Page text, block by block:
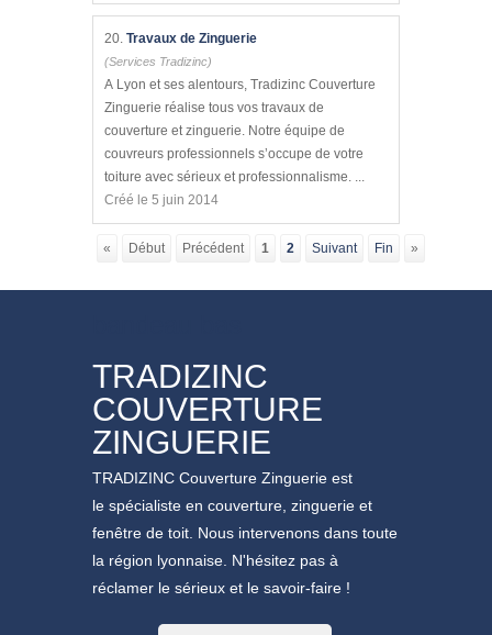
20. Travaux de Zinguerie
(Services Tradizinc)
A Lyon et ses alentours, Tradizinc Couverture
Zinguerie réalise tous vos travaux de
couverture et zinguerie. Notre équipe de
couvreurs professionnels s’occupe de votre
toiture avec sérieux et professionnalisme. ...
Créé le 5 juin 2014
« Début Précédent 1 2 Suivant Fin »
TRADIZINC
COUVERTURE
ZINGUERIE
TRADIZINC Couverture Zinguerie est
le spécialiste en couverture, zinguerie et
fenêtre de toit. Nous intervenons dans toute
la région lyonnaise. N'hésitez pas à
réclamer le sérieux et le savoir-faire !